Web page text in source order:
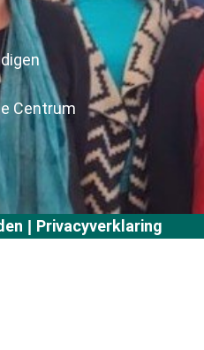
Centrum
| Privacyverklaring